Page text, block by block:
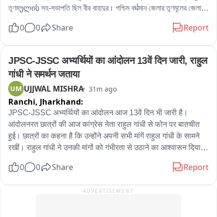
পরিস্থিতি চললেও কোনও কার্যকর পদক্ষেপ নেওয়া হয়নি। তাঁর দাবি, নির্মাণস্থলে বড়
আশঙ্কা রয়েছে। নিত্যদিন ছোটখাটো দুর্ঘটনাও ঘটছে। 그는 অভিযোগ করেন,
দ্রুত ব্যবস্থা নিয়ে রাস্তা দখলমুক্ত ও নিরাপদ করার আবেদন জানান তিনি。
বিজেপির দাবি, রাস্তা থেকে অবিলম্বে নির্মাণসামগ্রী সরিয়ে স্বাভাবিক যান চলাচল
নিশ্চিত করতে হবে এবং ভবিষ্যতে যাতে জনসাধারণের ভোগান্তি না হয়, সে বিষয়ে
প্রশাসনকে কড়া নজরদারি করতে হবে。
সম্প্রতি পুর নগরোন্নয় দপ্তররে মন্ত্রী অগ্নিমিত্রা পাল দিয়েছেন নির্মান সামগ্রি
রাস্তায় ফেলে রাখলে ব্যবস্থা নেওয়া হবে।
তৃণমულის সহ-সভাপতি ছিল বীর বাহাদুর। পশ্চিম বर्धমান জেলার তৃণমূলের জেলা
বলেও পরিচিত ছিল এই বীর বাহাদুর। এলাকায় সন্ত্রাস তোলাবাজি সহ একাধিক
0 0 Share Report
JPSC-JSSC अभ्यर्थियों का आंदोलन 13वें दिन जारी, राहुल
गांधी ने समर्थन जताया
UM UJJWAL MISHRA 31m ago
Ranchi, Jharkhand:
JPSC-JSSC अभ्यर्थियों का आंदोलन आज 13वें दिन भी जारी है।
आंदोलनरत छात्रों की आज कांग्रेस नेता राहुल गांधी से फोन पर बातचीत
हुई। छात्रों का कहना है कि उन्होंने अपनी सभी मांगें राहुल गांधी के सामने
रखीं। राहुल गांधी ने उनकी मांगों को गंभीरता से उठाने का आश्वासन दिया है
हो सकती हैं। छात्रों का कहना है कि यदि बैठक में उनकी सभी प्रमुख मांगें
0 0 Share Report
ADVERTISEMENT